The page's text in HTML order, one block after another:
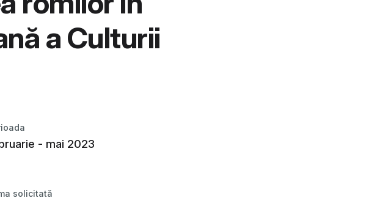
a Culturii
- mai 2023
solicitată